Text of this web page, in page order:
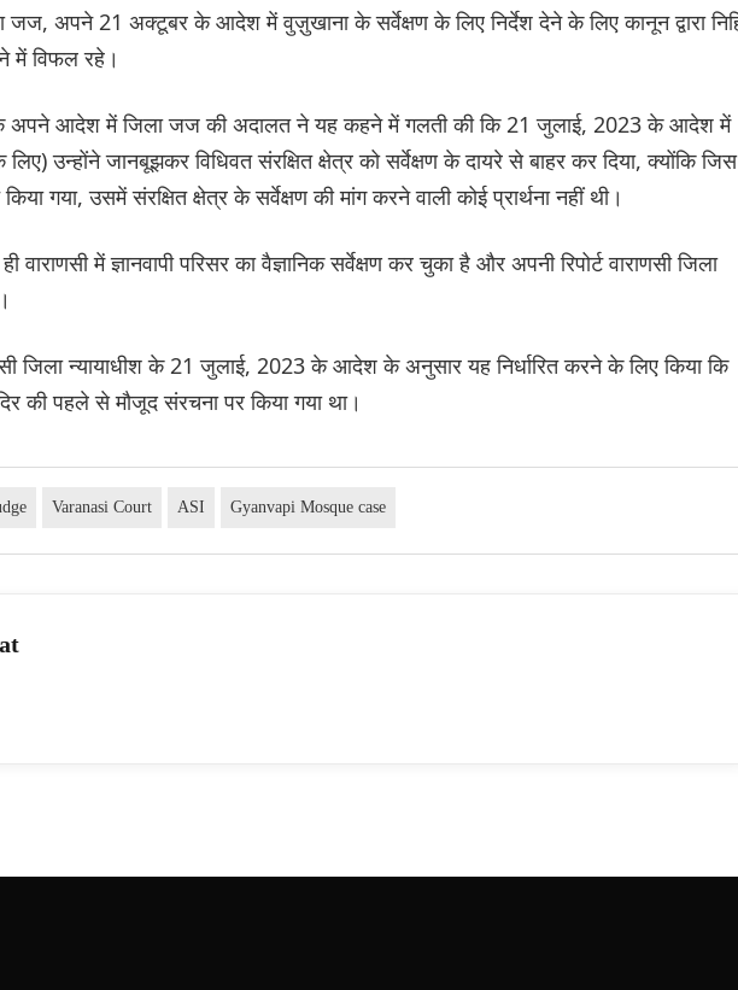
जज, अपने 21 अक्टूबर के आदेश में वुज़ुखाना के सर्वेक्षण के लिए निर्देश देने के लिए कानून द्वारा
में विफल रहे।
अपने आदेश में जिला जज की अदालत ने यह कहने में गलती की कि 21 जुलाई, 2023 के आदेश में
लिए) उन्होंने जानबूझकर विधिवत संरक्षित क्षेत्र को सर्वेक्षण के दायरे से बाहर कर दिया, क्योंकि जिस
गया, उसमें संरक्षित क्षेत्र के सर्वेक्षण की मांग करने वाली कोई प्रार्थना नहीं थी।
में ज्ञानवापी परिसर का वैज्ञानिक सर्वेक्षण कर चुका है और अपनी रिपोर्ट वाराणसी जिला
जिला न्यायाधीश के 21 जुलाई, 2023 के आदेश के अनुसार यह निर्धारित करने के लिए किया कि
की पहले से मौजूद संरचना पर किया गया था।
Varanasi Court ASI Gyanvapi Mosque case